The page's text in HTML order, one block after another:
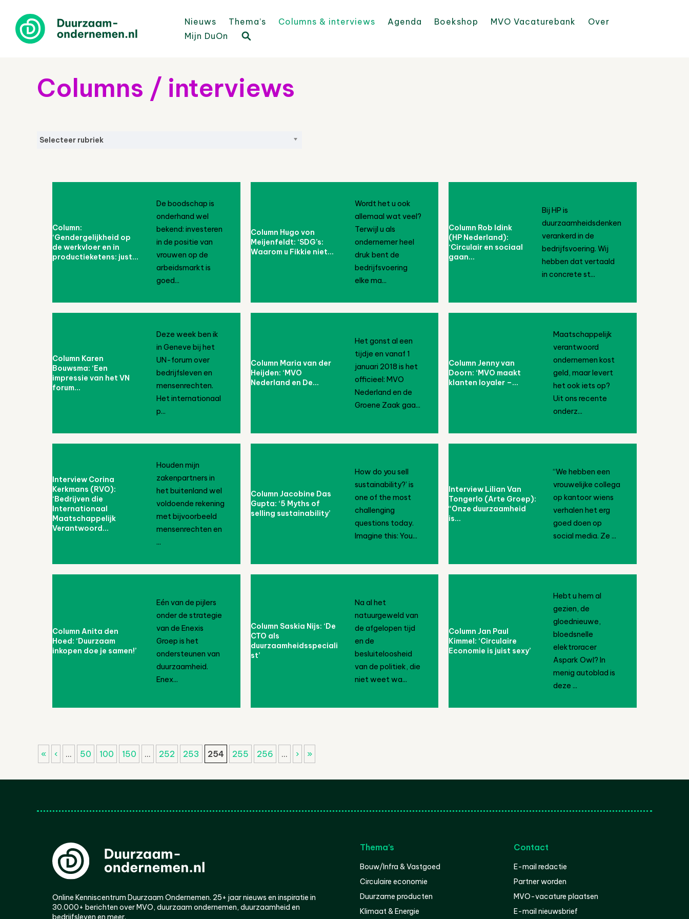
Nieuws Thema’s Columns & interviews Agenda Boekshop MVO Vacaturebank
Over
Mijn DuOn
Columns / interviews
Selecteer rubriek
Column:
‘Gendergelijkheid op
de werkvloer en in
productieketens: just...
De boodschap is
onderhand wel
bekend: investeren
in de positie van
vrouwen op de
arbeidsmarkt is
goed...
Column Hugo von
Meijenfeldt: ‘SDG’s:
Waarom u Fikkie niet...
Wordt het u ook
allemaal wat veel?
Terwijl u als
ondernemer heel
druk bent de
bedrijfsvoering
elke ma...
Column Rob Idink
(HP Nederland):
‘Circulair en sociaal
gaan...
Bij HP is
duurzaamheidsdenken
verankerd in de
bedrijfsvoering. Wij
hebben dat vertaald
in concrete st...
Column Karen
Bouwsma: ‘Een
impressie van het VN
forum...
Deze week ben ik
in Geneve bij het
UN-forum over
bedrijfsleven en
mensenrechten.
Het internationaal
p...
Column Maria van der
Heijden: ‘MVO
Nederland en De...
Het gonst al een
tijdje en vanaf 1
januari 2018 is het
officieel: MVO
Nederland en de
Groene Zaak gaa...
Column Jenny van
Doorn: ‘MVO maakt
klanten loyaler –...
Maatschappelijk
verantwoord
ondernemen kost
geld, maar levert
het ook iets op?
Uit ons recente
onderz...
Interview Corina
Kerkmans (RVO):
‘Bedrijven die
Internationaal
Maatschappelijk
Verantwoord...
Houden mijn
zakenpartners in
het buitenland wel
voldoende rekening
met bijvoorbeeld
mensenrechten en
...
Column Jacobine Das
Gupta: ‘5 Myths of
selling sustainability’
How do you sell
sustainability?’ is
one of the most
challenging
questions today.
Imagine this: You...
Interview Lilian Van
Tongerlo (Arte Groep):
“Onze duurzaamheid
is...
“We hebben een
vrouwelijke collega
op kantoor wiens
verhalen het erg
goed doen op
social media. Ze ...
Column Anita den
Hoed: ‘Duurzaam
inkopen doe je samen!’
Eén van de pijlers
onder de strategie
van de Enexis
Groep is het
ondersteunen van
duurzaamheid.
Enex...
Column Saskia Nijs: ‘De
CTO als
duurzaamheidsspeciali
st’
Na al het
natuurgeweld van
de afgelopen tijd
en de
besluiteloosheid
van de politiek, die
niet weet wa...
Column Jan Paul
Kimmel: ‘Circulaire
Economie is juist sexy’
Hebt u hem al
gezien, de
gloednieuwe,
bloedsnelle
elektroracer
Aspark Owl? In
menig autoblad is
deze ...
« ‹ ... 50 100 150 ... 252 253 254 255 256 ... › »
Online Kenniscentrum Duurzaam Ondernemen. 25+ jaar nieuws en inspiratie in
30.000+ berichten over MVO, duurzaam ondernemen, duurzaamheid en
bedrijfsleven en meer.
Thema’s
Bouw/Infra & Vastgoed
Circulaire economie
Duurzame producten
Klimaat & Energie
Contact
E-mail redactie
Partner worden
MVO-vacature plaatsen
E-mail nieuwsbrief